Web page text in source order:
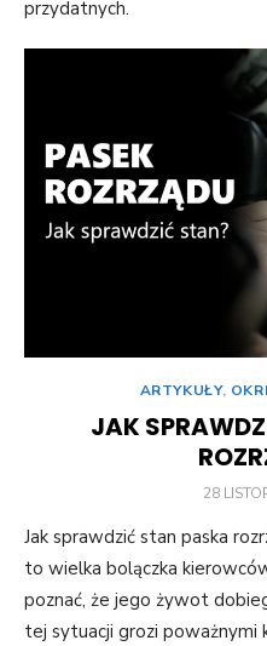
przydatnych.
ARTYKUŁY,
JAK
POSTED
28
Jak sprawdzić stan paska
to wielka bolączka
poznać, że jego żywot
tej sytuacji grozi poważnymi